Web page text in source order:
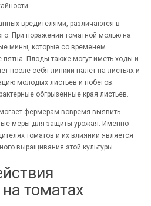
вредителями, различаются в
При поражении томатной молью на
мины, которые со временем
пятна. Плоды также могут иметь ходы и
после себя липкий налет на листьях и
молодых листьев и побегов.
обгрызенные края листьев.
фермерам вовремя выявить
меры для защиты урожая. Именно
томатов и их влиянии является
выращивания этой культуры.
томатах